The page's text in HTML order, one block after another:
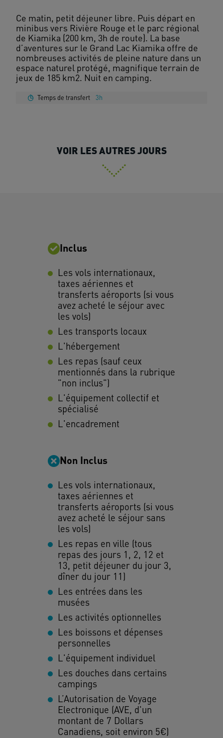
Ce matin, petit déjeuner libre. Puis départ en
minibus vers Rivière Rouge et le parc régional
de Kiamika (200 km, 3h de route). La base
d’aventures sur le Grand Lac Kiamika offre de
nombreuses activités de pleine nature dans un
espace naturel protégé, magnifique terrain de
Temps de transfert 3h
VOIR LES AUTRES JOURS
Inclus
Les vols internationaux,
taxes aériennes et
transferts aéroports (si vous
avez acheté le séjour avec
les vols)
Les transports locaux
L'hébergement
Les repas (sauf ceux
mentionnés dans la rubrique
"non inclus")
L'équipement collectif et
spécialisé
L'encadrement
Non Inclus
Les vols internationaux,
taxes aériennes et
transferts aéroports (si vous
avez acheté le séjour sans
les vols)
Les repas en ville (tous
repas des jours 1, 2, 12 et
13, petit déjeuner du jour 3,
dîner du jour 11)
Les entrées dans les
musées
Les activités optionnelles
Les boissons et dépenses
personnelles
L'équipement individuel
Les douches dans certains
campings
L’Autorisation de Voyage
Electronique (AVE, d'un
montant de 7 Dollars
Canadiens, soit environ 5€)